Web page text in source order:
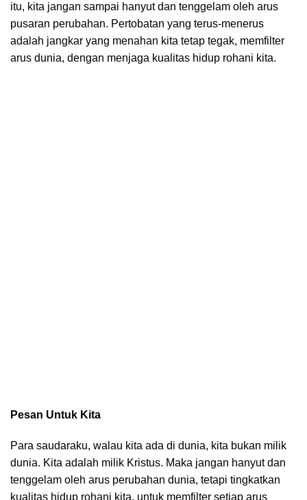
itu, kita jangan sampai hanyut dan tenggelam oleh arus
pusaran perubahan. Pertobatan yang terus-menerus
adalah jangkar yang menahan kita tetap tegak, memfilter
arus dunia, dengan menjaga kualitas hidup rohani kita.
Pesan Untuk Kita
Para saudaraku, walau kita ada di dunia, kita bukan milik
dunia. Kita adalah milik Kristus. Maka jangan hanyut dan
tenggelam oleh arus perubahan dunia, tetapi tingkatkan
kualitas hidup rohani kita, untuk memfilter setiap arus